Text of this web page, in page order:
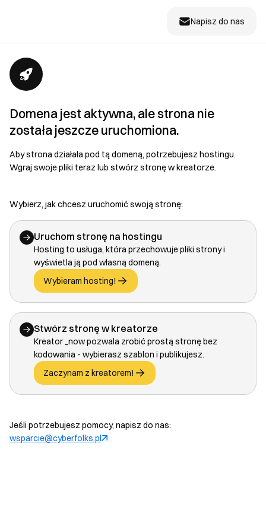
Napisz do nas
Domena jest aktywna, ale strona nie
została jeszcze uruchomiona.
Aby strona działała pod tą domeną, potrzebujesz hostingu.
Wgraj swoje pliki teraz lub stwórz stronę w kreatorze.
Wybierz, jak chcesz uruchomić swoją stronę:
Uruchom stronę na hostingu
Hosting to usługa, która przechowuje pliki strony i
wyświetla ją pod własną domeną.
Wybieram hosting!
Stwórz stronę w kreatorze
Kreator _now pozwala zrobić prostą stronę bez
kodowania - wybierasz szablon i publikujesz.
Zaczynam z kreatorem!
Jeśli potrzebujesz pomocy, napisz do nas:
wsparcie@cyberfolks.pl